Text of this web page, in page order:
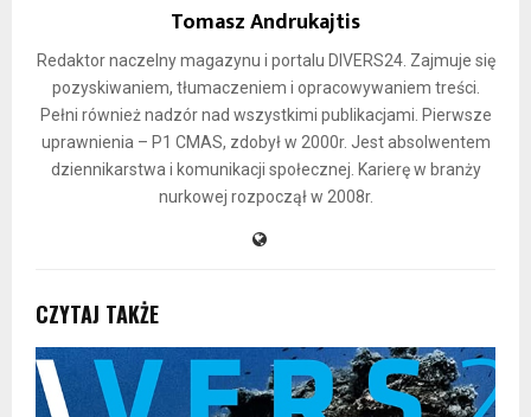
Tomasz Andrukajtis
Redaktor naczelny magazynu i portalu DIVERS24. Zajmuje się
pozyskiwaniem, tłumaczeniem i opracowywaniem treści.
Pełni również nadzór nad wszystkimi publikacjami. Pierwsze
uprawnienia – P1 CMAS, zdobył w 2000r. Jest absolwentem
dziennikarstwa i komunikacji społecznej. Karierę w branży
nurkowej rozpoczął w 2008r.
CZYTAJ TAKŻE